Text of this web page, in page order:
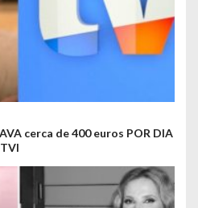
cerca de 400 euros POR DIA